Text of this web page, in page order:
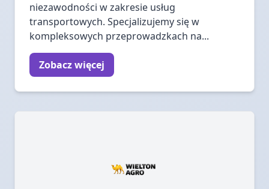
niezawodności w zakresie usług
transportowych. Specjalizujemy się w
kompleksowych przeprowadzkach na...
Zobacz więcej